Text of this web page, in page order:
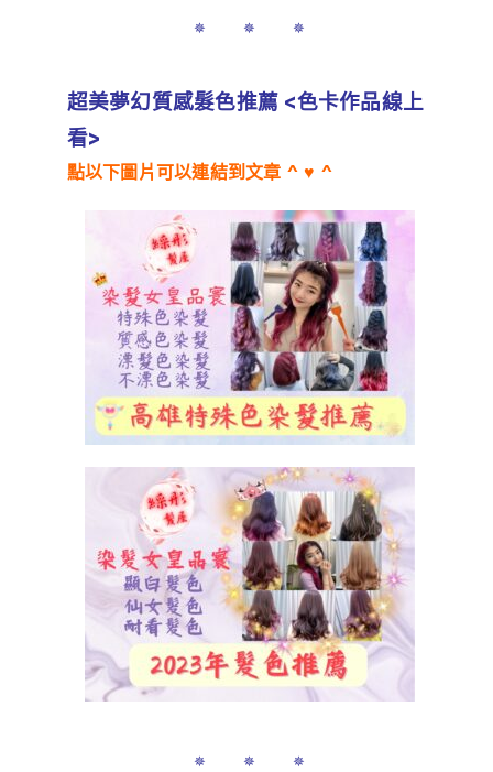
✵ ✵ ✵
超美夢幻質感髮色推薦 <色卡作品線上
看>
點以下圖片可以連結到文章 ^ ♥ ^
✵ ✵ ✵